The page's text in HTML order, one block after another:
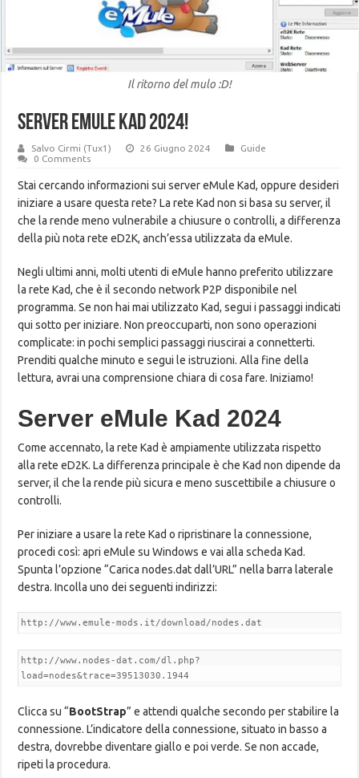
Il ritorno del mulo :D!
Server eMule KAD 2024!
Salvo Cirmi (Tux1) 26 Giugno 2024
Guide
0 Comments
Stai cercando informazioni sui server eMule Kad, oppure desideri
iniziare a usare questa rete? La rete Kad non si basa su server, il
che la rende meno vulnerabile a chiusure o controlli, a differenza
della più nota rete eD2K, anch’essa utilizzata da eMule.
Negli ultimi anni, molti utenti di eMule hanno preferito utilizzare
la rete Kad, che è il secondo network P2P disponibile nel
programma. Se non hai mai utilizzato Kad, segui i passaggi indicati
qui sotto per iniziare. Non preoccuparti, non sono operazioni
complicate: in pochi semplici passaggi riuscirai a connetterti.
Prenditi qualche minuto e segui le istruzioni. Alla fine della
lettura, avrai una comprensione chiara di cosa fare. Iniziamo!
Server eMule Kad 2024
Come accennato, la rete Kad è ampiamente utilizzata rispetto
alla rete eD2K. La differenza principale è che Kad non dipende da
server, il che la rende più sicura e meno suscettibile a chiusure o
controlli.
Per iniziare a usare la rete Kad o ripristinare la connessione,
procedi così: apri eMule su Windows e vai alla scheda Kad.
Spunta l’opzione “Carica nodes.dat dall’URL” nella barra laterale
destra. Incolla uno dei seguenti indirizzi:
http://www.emule-mods.it/download/nodes.dat
http://www.nodes-dat.com/dl.php?
load=nodes&trace=39513030.1944
Clicca su “BootStrap” e attendi qualche secondo per stabilire la
connessione. L’indicatore della connessione, situato in basso a
destra, dovrebbe diventare giallo e poi verde. Se non accade,
ripeti la procedura.